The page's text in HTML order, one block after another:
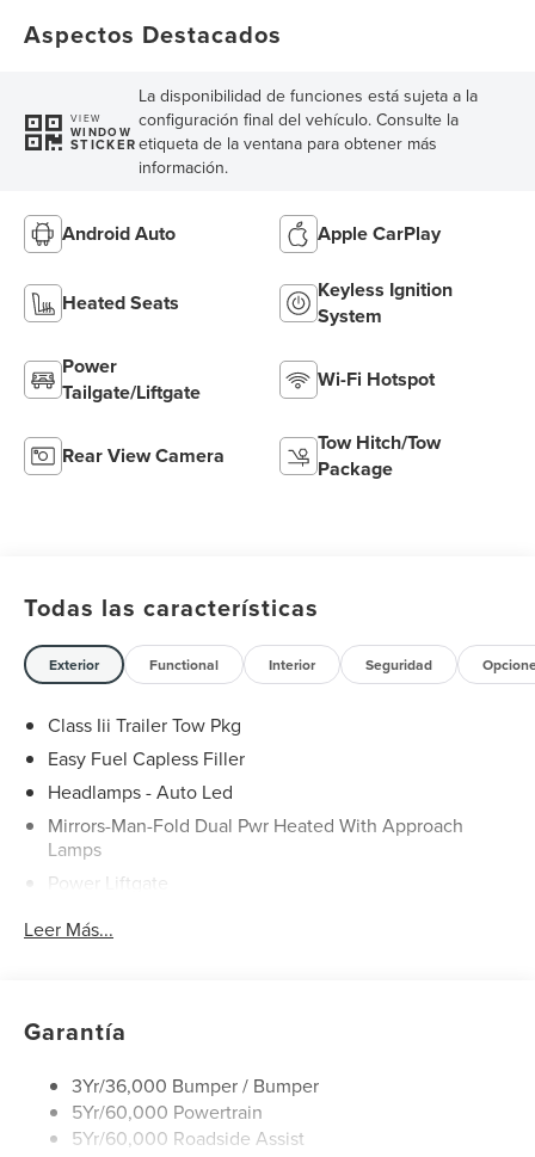
Aspectos Destacados
VIEW
WINDOW
STICKER
La disponibilidad de funciones está sujeta a la
configuración final del vehículo. Consulte la
etiqueta de la ventana para obtener más
información.
Android Auto Apple CarPlay
Heated Seats
Keyless Ignition
System
Power
Tailgate/Liftgate
Wi-Fi Hotspot
Rear View Camera
Tow Hitch/Tow
Package
Todas las características
Exterior Functional Interior Seguridad
Class Iii Trailer Tow Pkg
Easy Fuel Capless Filler
Headlamps - Auto Led
Mirrors-Man-Fold Dual Pwr Heated With Approach
Lamps
Power Liftgate
Privacy Glass - Rear Doors
Variable Interval Wipers
Leer Más...
Garantía
3Yr/36,000 Bumper / Bumper
5Yr/60,000 Powertrain
5Yr/60,000 Roadside Assist